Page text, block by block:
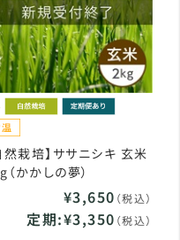
然栽培】ササニシキ 玄米
かかしの夢）
¥3,650 （税込）
定期:¥3,350 （税込）